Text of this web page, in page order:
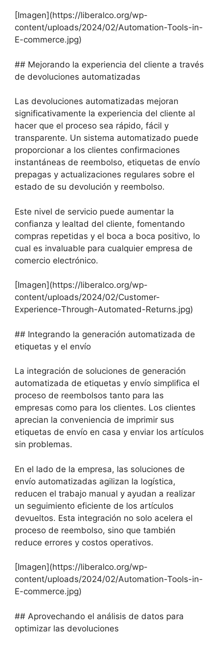
[Imagen](https://liberalco.org/wp-
content/uploads/2024/02/Automation-Tools-in-
E-commerce.jpg)
## Mejorando la experiencia del cliente a través
de devoluciones automatizadas
Las devoluciones automatizadas mejoran
significativamente la experiencia del cliente al
hacer que el proceso sea rápido, fácil y
transparente. Un sistema automatizado puede
proporcionar a los clientes confirmaciones
instantáneas de reembolso, etiquetas de envío
prepagas y actualizaciones regulares sobre el
estado de su devolución y reembolso.
Este nivel de servicio puede aumentar la
confianza y lealtad del cliente, fomentando
compras repetidas y el boca a boca positivo, lo
cual es invaluable para cualquier empresa de
comercio electrónico.
[Imagen](https://liberalco.org/wp-
content/uploads/2024/02/Customer-
Experience-Through-Automated-Returns.jpg)
## Integrando la generación automatizada de
etiquetas y el envío
La integración de soluciones de generación
automatizada de etiquetas y envío simplifica el
proceso de reembolsos tanto para las
empresas como para los clientes. Los clientes
aprecian la conveniencia de imprimir sus
etiquetas de envío en casa y enviar los artículos
sin problemas.
En el lado de la empresa, las soluciones de
envío automatizadas agilizan la logística,
reducen el trabajo manual y ayudan a realizar
un seguimiento eficiente de los artículos
devueltos. Esta integración no solo acelera el
proceso de reembolso, sino que también
reduce errores y costos operativos.
[Imagen](https://liberalco.org/wp-
content/uploads/2024/02/Automation-Tools-in-
E-commerce.jpg)
## Aprovechando el análisis de datos para
optimizar las devoluciones